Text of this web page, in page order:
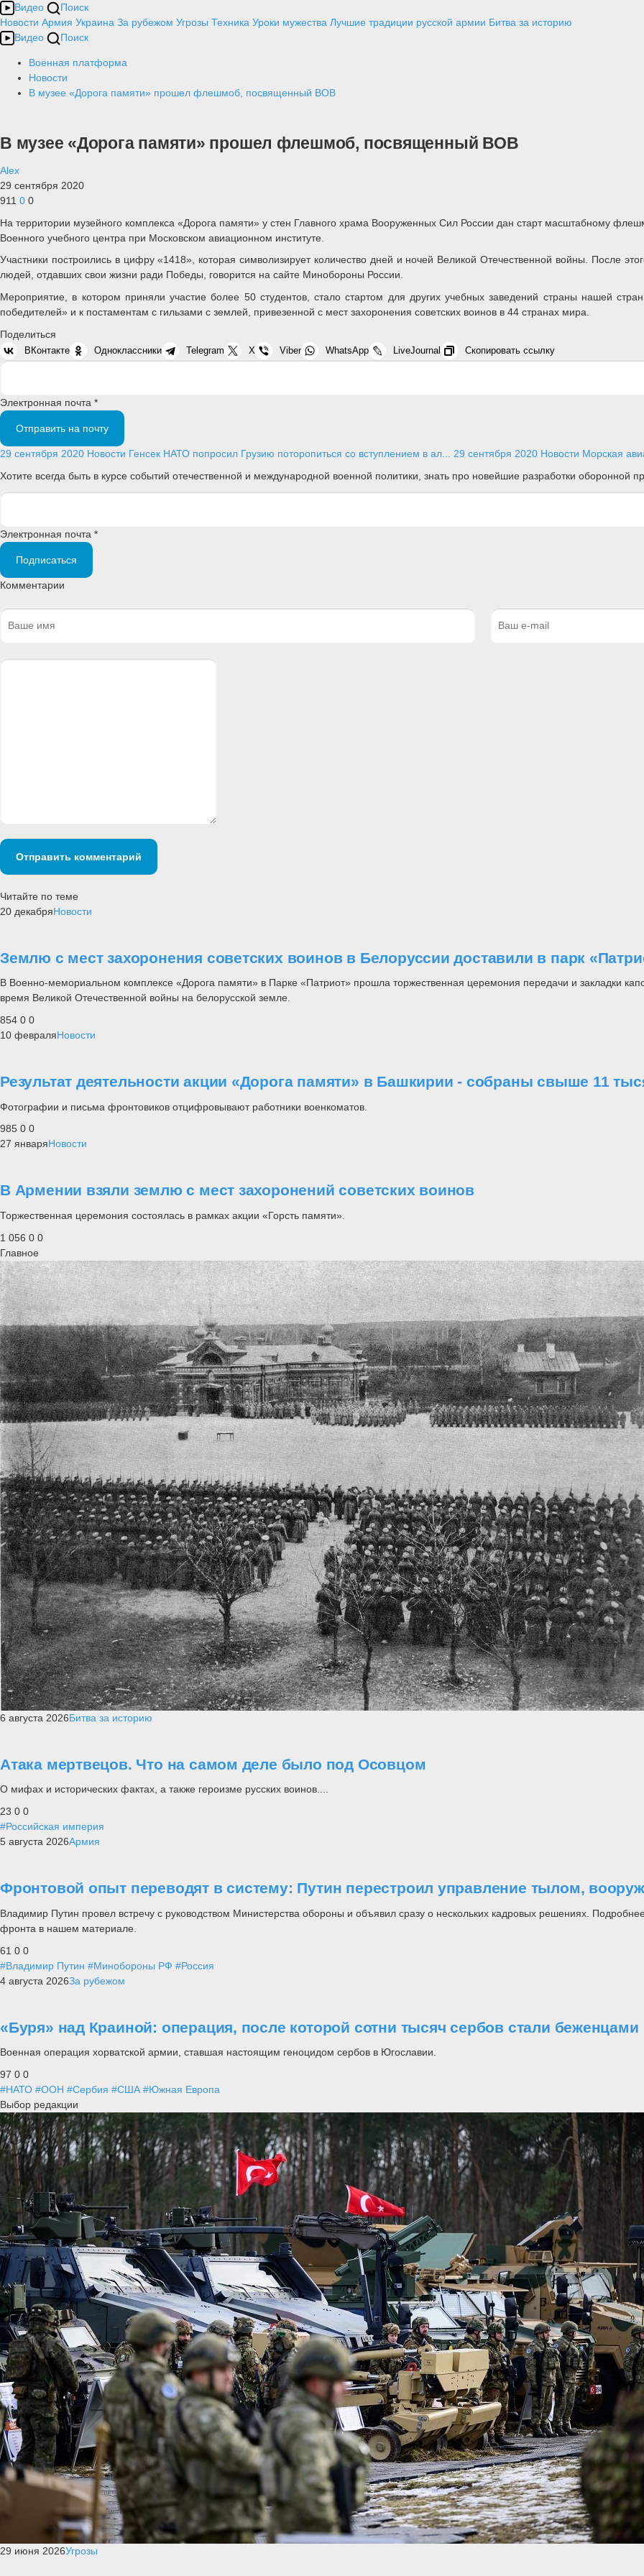
Видео
Поиск
Новости Армия Украина За рубежом Угрозы Техника Уроки мужества Лучшие традиции русской армии Битва за историю
Видео
Поиск
Военная платформа
Новости
В музее «Дорога памяти» прошел флешмоб, посвященный ВОВ
В музее «Дорога памяти» прошел флешмоб, посвященный ВОВ
Alex
29 сентября 2020
911 0 0
На территории музейного комплекса «Дорога памяти» у стен Главного храма Вооруженных Сил России дан старт масштабному
Военного учебного центра при Московском авиационном институте.
Участники построились в цифру «1418», которая символизирует количество дней и ночей Великой Отечественной войны. После
людей, отдавших свои жизни ради Победы, говорится на сайте Минобороны России.
Мероприятие, в котором приняли участие более 50 студентов, стало стартом для других учебных заведений страны нашей
победителей» и к постаментам с гильзами с землей, привезенной с мест захоронения советских воинов в 44 странах мира.
Поделиться
ВКонтакте Одноклассники Telegram X Viber WhatsApp LiveJournal Скопировать ссылку
Электронная почта *
Отправить на почту
29 сентября 2020 Новости Генсек НАТО попросил Грузию поторопиться со вступлением в ал... 29 сентября 2020 Новости Морская
Хотите всегда быть в курсе событий отечественной и международной военной политики, знать про новейшие разработки
Электронная почта *
Подписаться
Комментарии
Отправить комментарий
Читайте по теме
20 декабряНовости
Землю с мест захоронения советских воинов в Белоруссии доставили в парк
В Военно-мемориальном комплексе «Дорога памяти» в Парке «Патриот» прошла торжественная церемония передачи и закладки
время Великой Отечественной войны на белорусской земле.
854 0 0
10 февраляНовости
Результат деятельности акции «Дорога памяти» в Башкирии - собраны свыше 11
Фотографии и письма фронтовиков отцифровывают работники военкоматов.
985 0 0
27 январяНовости
В Армении взяли землю с мест захоронений советских воинов
Торжественная церемония состоялась в рамках акции «Горсть памяти».
1 056 0 0
Главное
6 августа 2026Битва за историю
Атака мертвецов. Что на самом деле было под Осовцом
О мифах и исторических фактах, а также героизме русских воинов....
23 0 0
#Российская империя
5 августа 2026Армия
Фронтовой опыт переводят в систему: Путин перестроил управление тылом,
Владимир Путин провел встречу с руководством Министерства обороны и объявил сразу о нескольких кадровых решениях.
фронта в нашем материале.
61 0 0
#Владимир Путин #Минобороны РФ #Россия
4 августа 2026За рубежом
«Буря» над Краиной: операция, после которой сотни тысяч сербов стали беженцами
Военная операция хорватской армии, ставшая настоящим геноцидом сербов в Югославии.
97 0 0
#НАТО #ООН #Сербия #США #Южная Европа
Выбор редакции
29 июня 2026Угрозы